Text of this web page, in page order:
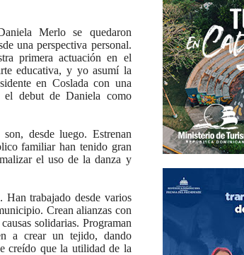
Merlo se quedaron
una perspectiva personal.
primera actuación en el
educativa, y yo asumí la
en Coslada con una
el debut de Daniela como
desde luego. Estrenan
familiar han tenido gran
el uso de la danza y
Han trabajado desde varios
Crean alianzas con
solidarias. Programan
a crear un tejido, dando
creído que la utilidad de la